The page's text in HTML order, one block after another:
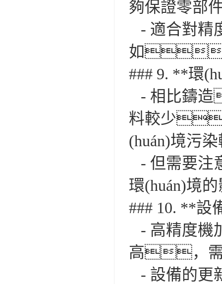
夠保證零部
- 適合對
如
### 9. **環
- 相比鑄
料較少
(huán)境污
- 但需要注
環(huán)境
### 10. **設
- 高精度機
高，需
- 設備的更